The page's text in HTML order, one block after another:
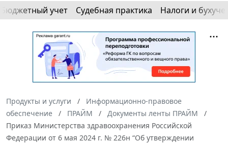
Бюджетный учет Судебная практика Налоги и
Продукты и услуги
Информационно-правовое
обеспечение
ПРАЙМ
Документы ленты ПРАЙМ
Приказ Министерства здравоохранения Российской
Федерации от 6 мая 2024 г. № 226н “Об утверждении